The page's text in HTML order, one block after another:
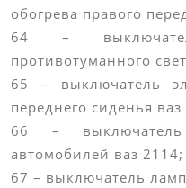
обогрева правого
64 –
противотуманного
65 – выключатель
переднего сиденья ваз
66 – выключатель
автомобилей ваз 2114;
67 – выключатель